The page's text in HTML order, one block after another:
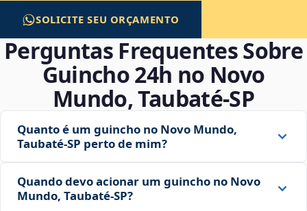
SOLICITE SEU ORÇAMENTO
Perguntas Frequentes Sobre
Guincho 24h no Novo
Mundo, Taubaté‑SP
Quanto é um guincho no Novo Mundo,
Taubaté‑SP perto de mim?
Quando devo acionar um guincho no Novo
Mundo, Taubaté‑SP?